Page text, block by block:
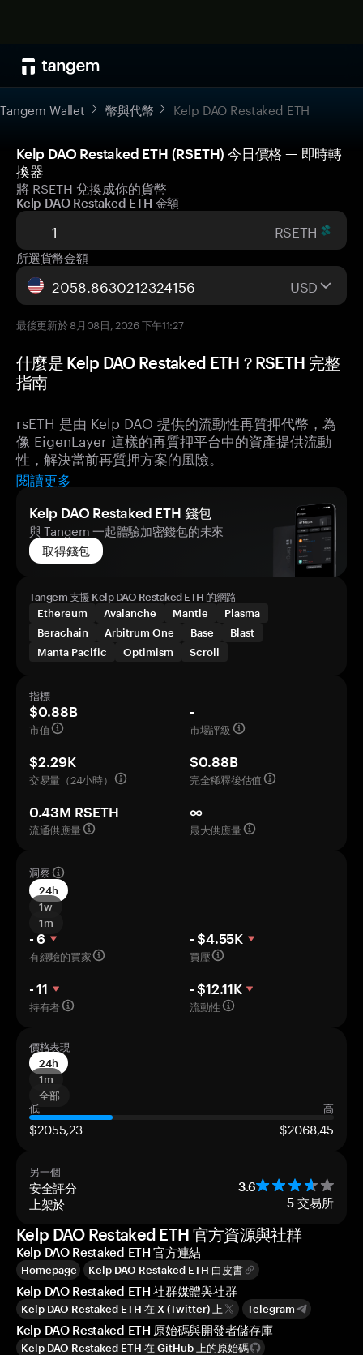
Tangem Wallet 幣與代幣 Kelp DAO Restaked ETH
Kelp DAO Restaked ETH (RSETH) 今日價格 — 即時轉
換器
將 RSETH 兌換成你的貨幣
Kelp DAO Restaked ETH 金額
RSETH
所選貨幣金額
USD
最後更新於 8月08日, 2026 下午11:27
什麼是 Kelp DAO Restaked ETH？RSETH 完整
指南
rsETH 是由 Kelp DAO 提供的流動性再質押代幣，為
像 EigenLayer 這樣的再質押平台中的資產提供流動
性，解決當前再質押方案的風險。
閱讀更多
Kelp DAO Restaked ETH 錢包
與 Tangem 一起體驗加密錢包的未來
取得錢包
Tangem 支援 Kelp DAO Restaked ETH 的網路
Ethereum
Avalanche Mantle
Plasma
Berachain
Arbitrum One Base
Blast
Manta Pacific
Optimism Scroll
指標
$0.88B
市值
-
市場評級
$2.29K
交易量（24小時）
$0.88B
完全稀釋後估值
0.43M RSETH
流通供應量
∞
最大供應量
洞察
24h
1w
1m
- 6
有經驗的買家
- $4.55K
買壓
- 11
持有者
- $12.11K
流動性
價格表現
24h
1m
全部
低
高
$2055,23 $2068,45
另一個
安全評分 3.6
上架於 5 交易所
Kelp DAO Restaked ETH 官方資源與社群
Kelp DAO Restaked ETH 官方連結
Homepage Kelp DAO Restaked ETH 白皮書
Kelp DAO Restaked ETH 社群媒體與社群
Kelp DAO Restaked ETH 在 X (Twitter) 上 Telegram
Kelp DAO Restaked ETH 原始碼與開發者儲存庫
Kelp DAO Restaked ETH 在 GitHub 上的原始碼